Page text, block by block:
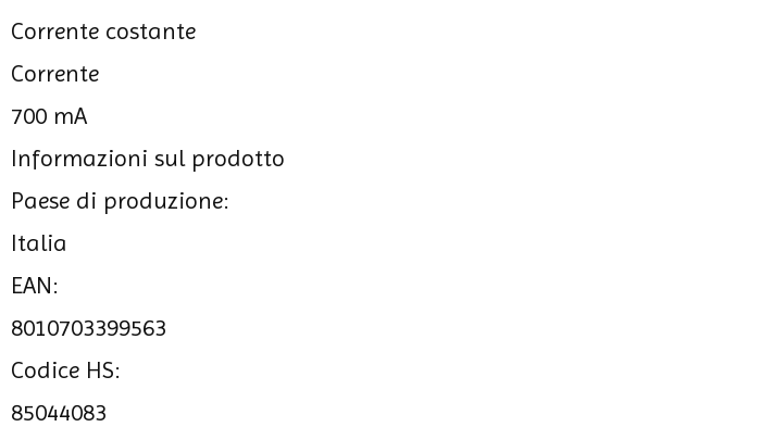
Corrente costante
Corrente
700 mA
Informazioni sul prodotto
Paese di produzione:
Italia
EAN:
8010703399563
Codice HS:
85044083